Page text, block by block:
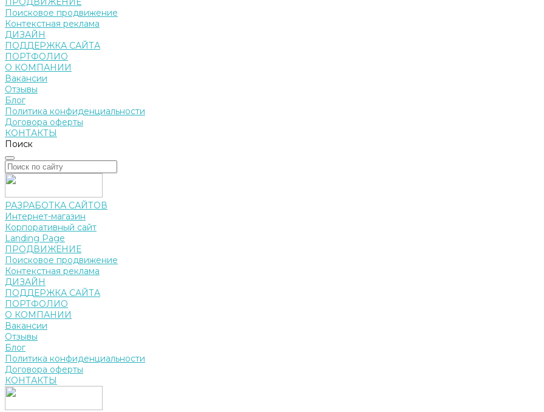
Поисковое продвижение
Контекстная реклама
ДИЗАЙН
ПОДДЕРЖКА САЙТА
ПОРТФОЛИО
О КОМПАНИИ
Вакансии
Отзывы
Блог
Политика конфиденциальности
Договора оферты
КОНТАКТЫ
Поиск
РАЗРАБОТКА САЙТОВ
Интернет-магазин
Корпоративный сайт
Landing Page
ПРОДВИЖЕНИЕ
Поисковое продвижение
Контекстная реклама
ДИЗАЙН
ПОДДЕРЖКА САЙТА
ПОРТФОЛИО
О КОМПАНИИ
Вакансии
Отзывы
Блог
Политика конфиденциальности
Договора оферты
КОНТАКТЫ